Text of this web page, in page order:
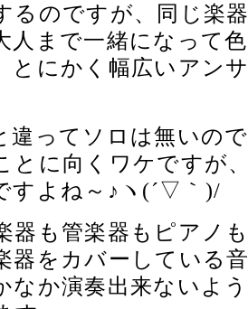
るのですが、同じ楽
人まで一緒になって
とにかく幅広いアン
違ってソロは無いの
とに向くワケですが
すよね～♪ヽ(´▽｀)/
器も管楽器もピアノ
器をカバーしている
なか演奏出来ないよ